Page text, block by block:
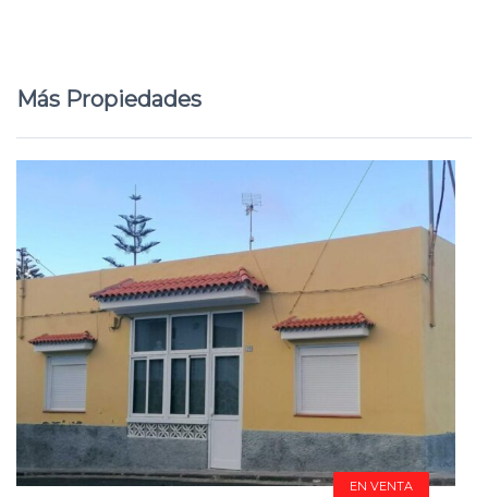
Más Propiedades
EN VENTA